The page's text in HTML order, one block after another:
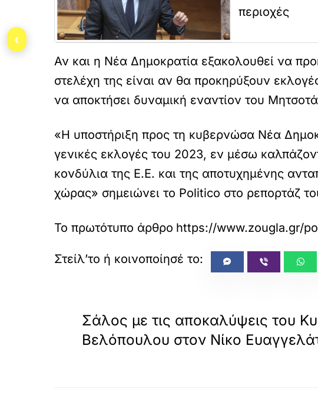
περιοχές
Αν και η Νέα Δημοκρατία εξακολουθεί να
στελέχη της είναι αν θα προκηρύξουν
να αποκτήσει δυναμική εναντίον του
«Η υποστήριξη προς τη κυβερνώσα Νέα
γενικές εκλογές του 2023, εν μέσω
κονδύλια της Ε.Ε. και της αποτυχημένης
χώρας» σημειώνει το Politico στο ρεπορτάζ
Το πρωτότυπο άρθρο https://www.zougla.gr/
Σάλος με τις αποκαλύψεις του
Βελόπουλου στον Νίκο
‹